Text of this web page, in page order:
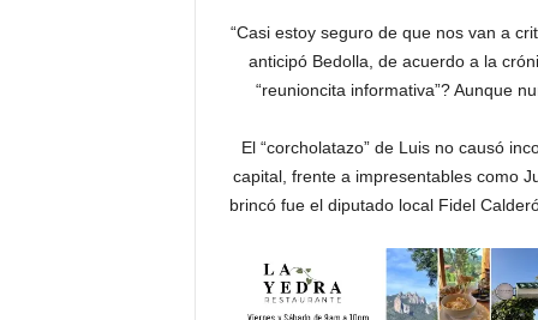
“Casi estoy seguro de que nos van a
anticipó Bedolla, de acuerdo a la
“reunioncita informativa”? Aunque
El “corcholatazo” de Luis no causó
capital, frente a impresentables como
brincó fue el diputado local Fidel